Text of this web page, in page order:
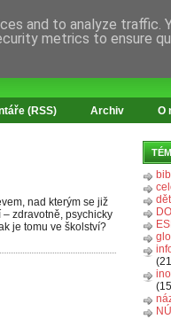
(RSS) Archiv O
nad kterým se již
zdravotně, psychicky
je tomu ve školství?
and to analyze traffic.
metrics to ensure